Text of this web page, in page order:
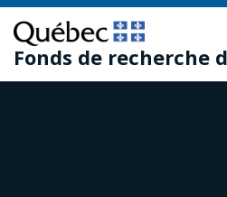
Passer
au
contenu
principal
Passer
au
pied
de
Fonds de recherche